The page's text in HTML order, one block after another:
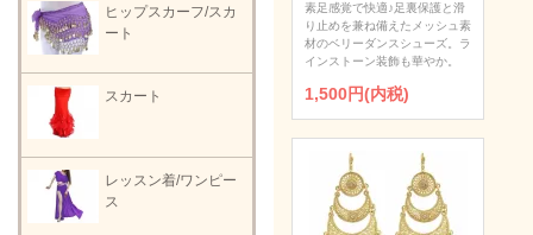
素足感覚で快適♪足裏保護と滑
り止めを兼ね備えたメッシュ素
材のベリーダンスシューズ。ラ
インストーン装飾も華やか。
1,500円(内税)
ヒップスカーフ/スカ
ート
スカート
レッスン着/ワンピー
ス